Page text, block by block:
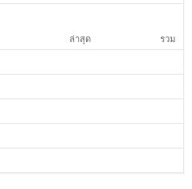
ล่าสุด รวม